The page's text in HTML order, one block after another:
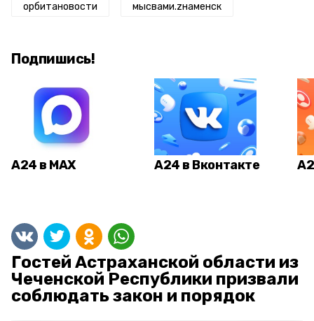
орбитановости мысвами.zнаменск
Подпишись!
А24 в MAX А24 в Вконтакте
Гостей Астраханской области из
Чеченской Республики призвали
соблюдать закон и порядок